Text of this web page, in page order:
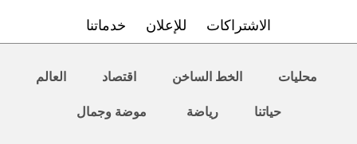
الاشتراكات للإعلان خدماتنا
محليات الخط الساخن اقتصاد العالم
حياتنا رياضة موضة وجمال